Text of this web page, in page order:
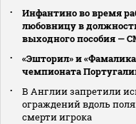
Инфантино во время
любовницу в
выходного пособия —
«Эшторил» и
чемпионата
В Англии запретили
ограждений вдоль
смерти игрока